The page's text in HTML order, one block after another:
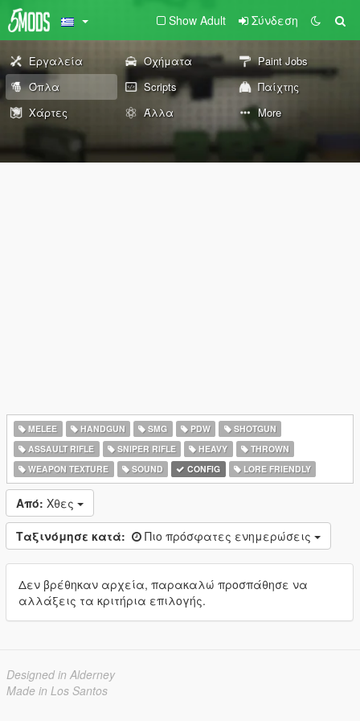
Show Adult Σύνδεση
Εργαλεία Οχήματα
Paint Jobs
Όπλα
Scripts
Παίχτης
Χάρτες
Άλλα More
MELEE HANDGUN SMG PDW
SHOTGUN
ASSAULT RIFLE
SNIPER RIFLE HEAVY
THROWN
WEAPON TEXTURE
SOUND CONFIG LORE FRIENDLY
Από: Χθες
Ταξινόμησε κατά: Πιο πρόσφατες ενημερώσεις
Δεν βρέθηκαν αρχεία, παρακαλώ προσπάθησε να
αλλάξεις τα κριτήρια επιλογής.
Designed in Alderney
Made in Los Santos